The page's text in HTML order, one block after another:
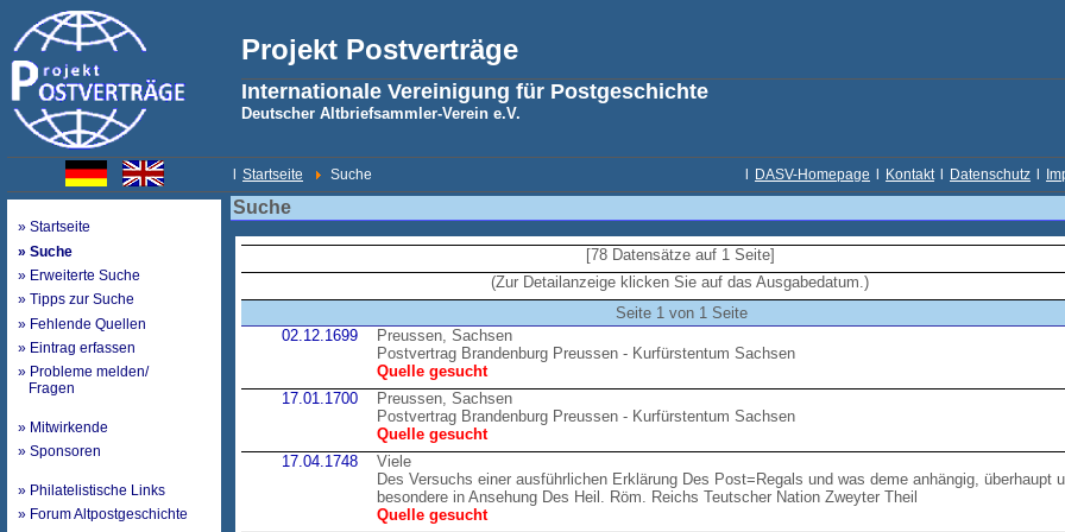
Projekt Postverträge
Internationale Vereinigung für Postgeschichte
Deutscher Altbriefsammler-Verein e.V.
Startseite Suche DASV-Homepage Kontakt Datenschutz
» Startseite
» Suche
» Erweiterte Suche
» Tipps zur Suche
» Fehlende Quellen
» Eintrag erfassen
» Probleme melden/
Fragen
» Mitwirkende
» Sponsoren
» Philatelistische Links
» Forum Altpostgeschichte
Suche
[78 Datensätze auf 1 Seite]
(Zur Detailanzeige klicken Sie auf das Ausgabedatum.)
Seite 1 von 1 Seite
02.12.1699
Preussen, Sachsen
Postvertrag Brandenburg Preussen - Kurfürstentum Sachsen
Quelle gesucht
17.01.1700
Preussen, Sachsen
Postvertrag Brandenburg Preussen - Kurfürstentum Sachsen
Quelle gesucht
17.04.1748
Viele
Des Versuchs einer ausführlichen Erklärung Des Post=Regals und was deme anhängig, überhaupt
besondere in Ansehung Des Heil. Röm. Reichs Teutscher Nation Zweyter Theil
Quelle gesucht